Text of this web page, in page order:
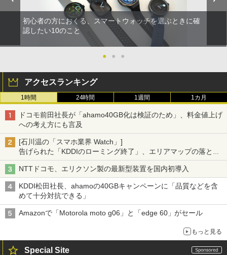
初心者の方におくる、スマートウォッチを選ぶときに確
認したい10のこと
● ● ●
アクセスランキング
1時間 24時間 1週間 1カ月
ドコモ前田社長が「ahamo40GB化は検証のため」、料金値上げ
への考え方にも言及
[石川温の「スマホ業界 Watch」]
告げられた「KDDIのローミング終了」、エリアマップの落とし
穴と楽天モバイルの課題
NTTドコモ、エリクソン製の最新型装置を国内初導入
KDDI松田社長、ahamoの40GBキャンペーンに「品質などを含
めて十分対抗できる」
Amazonで「Motorola moto g06」と「edge 60」がセール
もっと見る
Special Site